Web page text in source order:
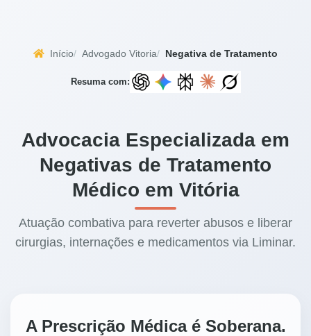
Início Advogado Vitoria Negativa de Tratamento
Resuma com:
Advocacia Especializada em
Negativas de Tratamento
Médico em Vitória
Atuação combativa para reverter abusos e liberar
cirurgias, internações e medicamentos via Liminar.
A Prescrição Médica é Soberana.